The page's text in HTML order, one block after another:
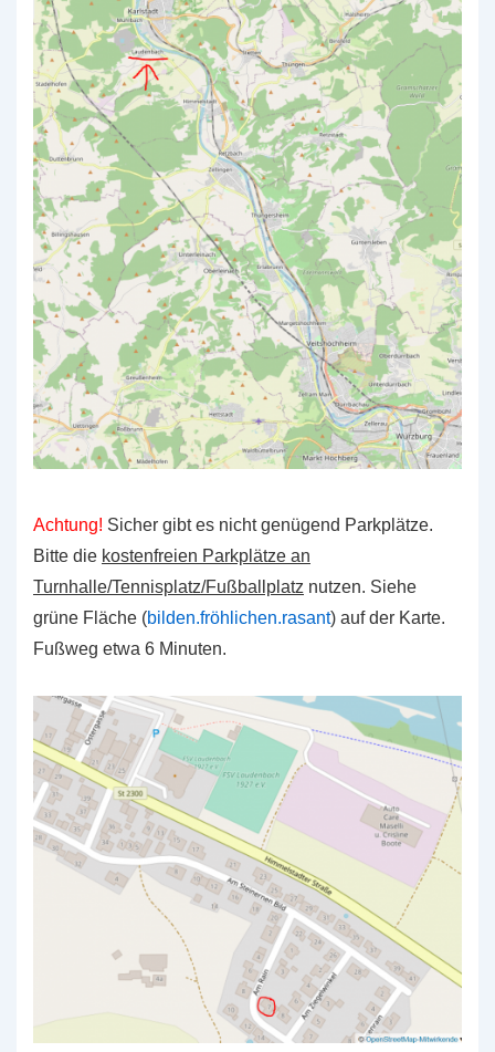
Achtung! Sicher gibt es nicht genügend Parkplätze.
Bitte die kostenfreien Parkplätze an
Turnhalle/Tennisplatz/Fußballplatz nutzen. Siehe
grüne Fläche (bilden.fröhlichen.rasant) auf der Karte.
Fußweg etwa 6 Minuten.